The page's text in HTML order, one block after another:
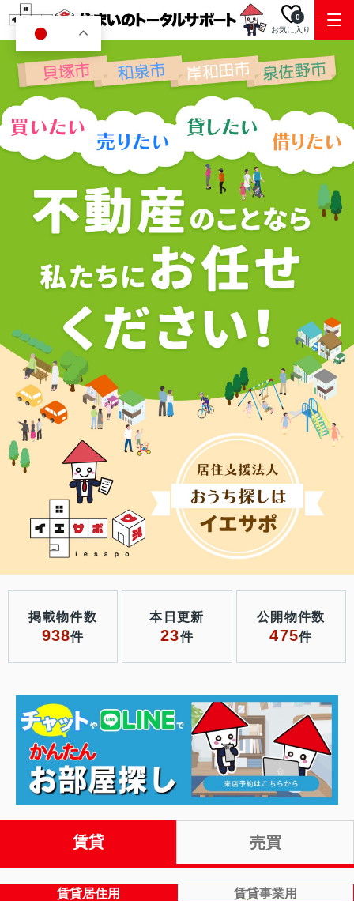
お気に入り
0
掲載物件数
938件
本日更新
23件
公開物件数
475件
賃貸 売買
賃貸居住用 賃貸事業用